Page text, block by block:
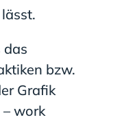
das
bzw.
Grafik
work